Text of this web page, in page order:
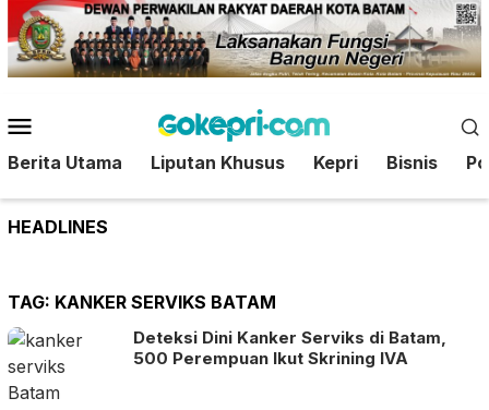
Loncat
ke
konten
Mobile
Berita Utama Liputan Khusus Kepri Bisnis
HEADLINES
TAG: KANKER SERVIKS BATAM
Deteksi Dini Kanker Serviks di Batam,
500 Perempuan Ikut Skrining IVA